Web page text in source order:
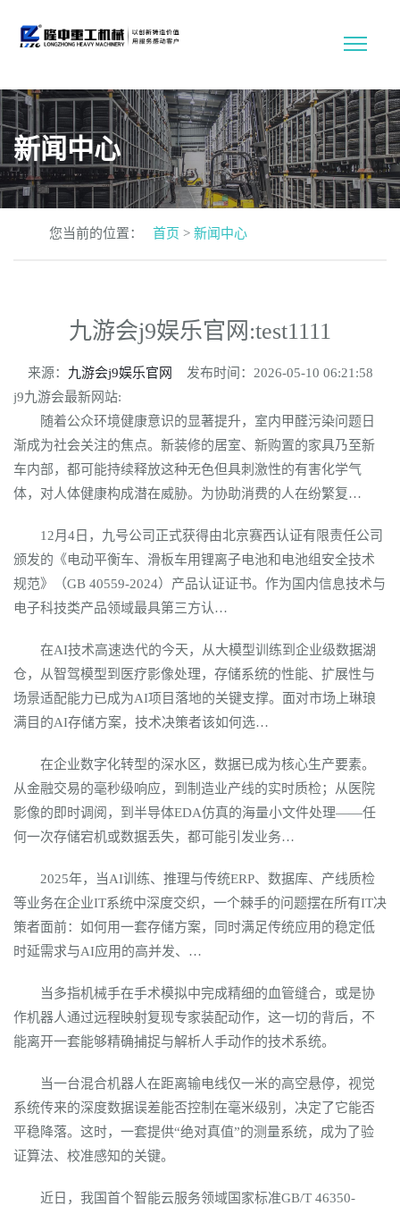
新闻中心
您当前的位置： 首页 > 新闻中心
九游会j9娱乐官网:test1111
来源： 九游会j9娱乐官网
发布时间：2026-05-10 06:21:58
j9九游会最新网站:
随着公众环境健康意识的显著提升，室内甲醛污染问题日
渐成为社会关注的焦点。新装修的居室、新购置的家具乃至新
车内部，都可能持续释放这种无色但具刺激性的有害化学气
体，对人体健康构成潜在威胁。为协助消费的人在纷繁复…
12月4日，九号公司正式获得由北京赛西认证有限责任公司
颁发的《电动平衡车、滑板车用锂离子电池和电池组安全技术
规范》（GB 40559-2024）产品认证证书。作为国内信息技术与
电子科技类产品领域最具第三方认…
在AI技术高速迭代的今天，从大模型训练到企业级数据湖
仓，从智驾模型到医疗影像处理，存储系统的性能、扩展性与
场景适配能力已成为AI项目落地的关键支撑。面对市场上琳琅
满目的AI存储方案，技术决策者该如何选…
在企业数字化转型的深水区，数据已成为核心生产要素。
从金融交易的毫秒级响应，到制造业产线的实时质检；从医院
影像的即时调阅，到半导体EDA仿真的海量小文件处理——任
何一次存储宕机或数据丢失，都可能引发业务…
2025年，当AI训练、推理与传统ERP、数据库、产线质检
等业务在企业IT系统中深度交织，一个棘手的问题摆在所有IT决
策者面前：如何用一套存储方案，同时满足传统应用的稳定低
时延需求与AI应用的高并发、…
当多指机械手在手术模拟中完成精细的血管缝合，或是协
作机器人通过远程映射复现专家装配动作，这一切的背后，不
能离开一套能够精确捕捉与解析人手动作的技术系统。
当一台混合机器人在距离输电线仅一米的高空悬停，视觉
系统传来的深度数据误差能否控制在毫米级别，决定了它能否
平稳降落。这时，一套提供“绝对真值”的测量系统，成为了验
证算法、校准感知的关键。
近日，我国首个智能云服务领域国家标准GB/T 46350-